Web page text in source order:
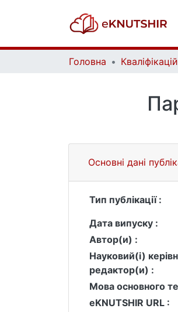
Головна
Основні дані
Тип публікації :
Дата випуску :
Автор(и) :
Науковий(і)
редактор(и) :
Мова основного
eKNUTSHIR URL :